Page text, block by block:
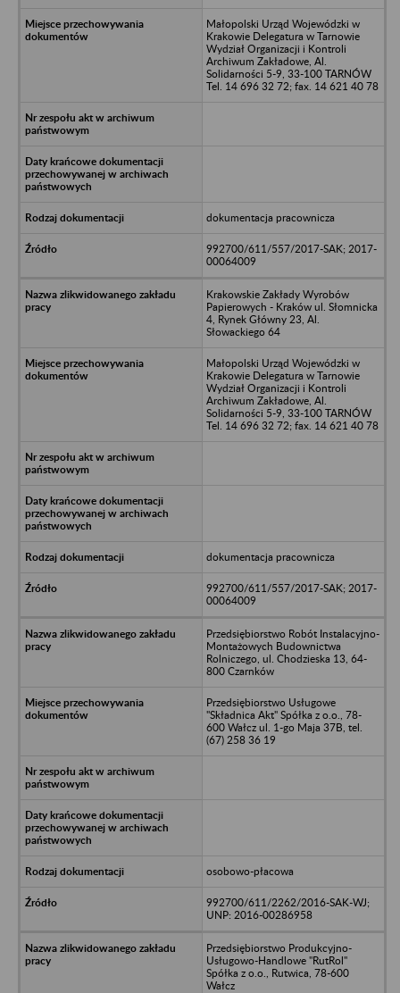
Małopolski Urząd Wojewódzki w
Krakowie Delegatura w Tarnowie
Wydział Organizacji i Kontroli
Archiwum Zakładowe, Al.
Solidarności 5-9, 33-100 TARNÓW
Tel. 14 696 32 72; fax. 14 621 40 78
dokumentacja pracownicza
992700/611/557/2017-SAK; 2017-
00064009
Krakowskie Zakłady Wyrobów
Papierowych - Kraków ul. Słomnicka
4, Rynek Główny 23, Al.
Słowackiego 64
Małopolski Urząd Wojewódzki w
Krakowie Delegatura w Tarnowie
Wydział Organizacji i Kontroli
Archiwum Zakładowe, Al.
Solidarności 5-9, 33-100 TARNÓW
Tel. 14 696 32 72; fax. 14 621 40 78
dokumentacja pracownicza
992700/611/557/2017-SAK; 2017-
00064009
Przedsiębiorstwo Robót Instalacyjno-
Montażowych Budownictwa
Rolniczego, ul. Chodzieska 13, 64-
800 Czarnków
Przedsiębiorstwo Usługowe
"Składnica Akt" Spółka z o.o., 78-
600 Wałcz ul. 1-go Maja 37B, tel.
(67) 258 36 19
osobowo-płacowa
992700/611/2262/2016-SAK-WJ;
UNP: 2016-00286958
Przedsiębiorstwo Produkcyjno-
Usługowo-Handlowe "RutRol"
Spółka z o.o., Rutwica, 78-600
Wałcz